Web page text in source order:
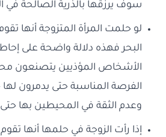
سوف يرزقها بالذرية الصالحة في
لو حلمت المرأة المتزوجة أنها
البحر فهذه دلالة واضحة على
الأشخاص المؤذيين يتصنعون
الفرصة المناسبة حتى يدمرون لها
وعدم الثقة في المحيطين بها
إذا رأت الزوجة في حلمها أنها